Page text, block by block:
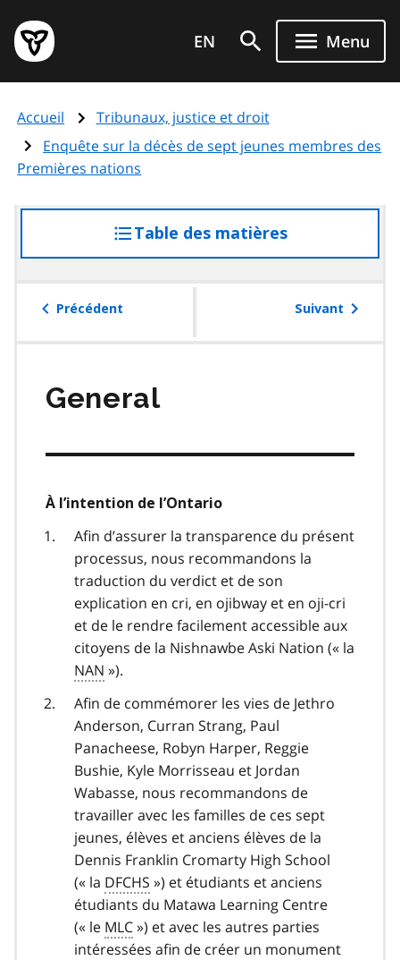
au
contenu
principal
Page
d'accueil
de
l'Ontario
EN Menu
Accueil
Tribunaux, justice et droit
Enquête sur la décès de sept jeunes membres des
Premières nations
Table des matières
à
table
Précédent Suivant
General
À l’intention de l’Ontario
Afin d’assurer la transparence du présent
processus, nous recommandons la
traduction du verdict et de son
explication en cri, en ojibway et en oji-cri
et de le rendre facilement accessible aux
citoyens de la Nishnawbe Aski Nation (« la
NAN »).
Afin de commémorer les vies de Jethro
Anderson, Curran Strang, Paul
Panacheese, Robyn Harper, Reggie
Bushie, Kyle Morrisseau et Jordan
Wabasse, nous recommandons de
travailler avec les familles de ces sept
jeunes, élèves et anciens élèves de la
Dennis Franklin Cromarty High School
(« la DFCHS ») et étudiants et anciens
étudiants du Matawa Learning Centre
(« le MLC») et avec les autres parties
intéressées afin de créer un monument